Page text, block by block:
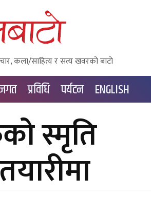
कला/साहित्य र सत्य खवरको बाटाे
प्रविधि पर्यटन ENGLISH
स्मृति